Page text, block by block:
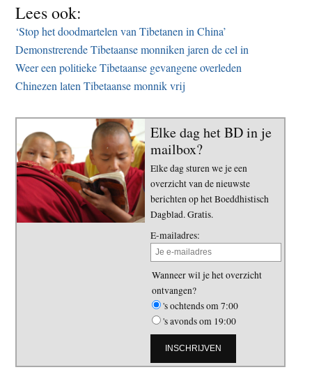
Lees ook:
‘Stop het doodmartelen van Tibetanen in China’
Demonstrerende Tibetaanse monniken jaren de cel in
Weer een politieke Tibetaanse gevangene overleden
Chinezen laten Tibetaanse monnik vrij
Elke dag het BD in je
mailbox?
Elke dag sturen we je een
overzicht van de nieuwste
berichten op het Boeddhistisch
Dagblad. Gratis.
E-mailadres:
Wanneer wil je het overzicht
ontvangen?
's ochtends om 7:00
's avonds om 19:00